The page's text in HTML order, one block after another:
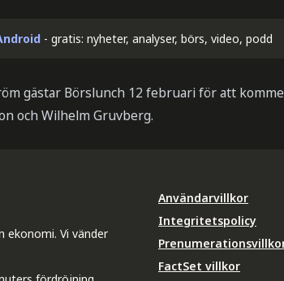
- gratis: nyheter, analyser, börs, video, podd
gästar Börslunch 12 februari för att
och Wilhelm Gruvberg.
ekonomi. Vi vänder
Användarvillkor
Integritetspolicy
FactSet villkor